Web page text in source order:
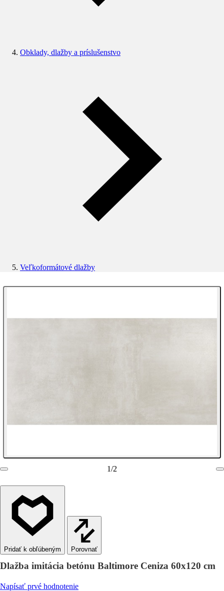
Obklady, dlažby a príslušenstvo
Veľkoformátové dlažby
1/2
Porovnať
Dlažba imitácia betónu Baltimore Ceniza 60x120 cm
Napísať prvé hodnotenie